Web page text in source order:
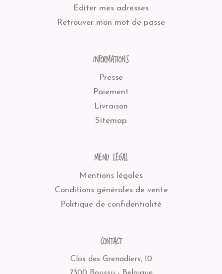
Editer mes adresses
Retrouver mon mot de passe
INFORMATIONS
Presse
Paiement
Livraison
Sitemap
MENU LÉGAL
Mentions légales
Conditions générales de vente
Politique de confidentialité
CONTACT
Clos des Grenadiers, 10